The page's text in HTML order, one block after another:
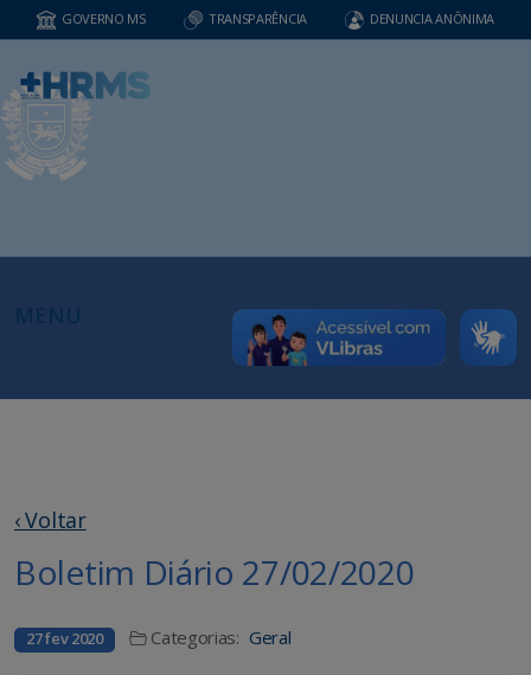
GOVERNO MS TRANSPARÊNCIA DENUNCIA ANÔNIMA
‹ Voltar
Boletim Diário 27/02/2020
27 fev 2020 Categorias: Geral